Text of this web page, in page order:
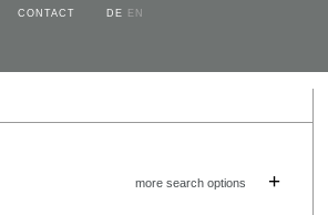
CONTACT DE EN
more search options +